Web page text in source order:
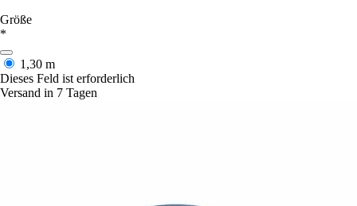
Größe
*
1,30 m
Dieses Feld ist erforderlich
Versand in 7 Tagen